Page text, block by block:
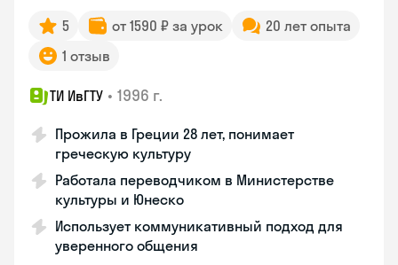
5 от 1590 ₽ за урок
20 лет опыта
1 отзыв
ТИ ИвГТУ • 1996 г.
Прожила в Греции 28 лет, понимает
греческую культуру
Работала переводчиком в Министерстве
культуры и Юнеско
Использует коммуникативный подход для
уверенного общения